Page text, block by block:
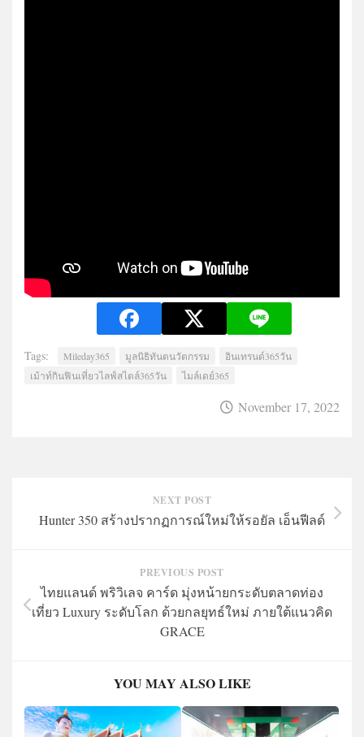
Tags: Mileday365 มูลนิธิทันตนวัตกรรม
อินเทรนด์365วัน
เม้าท์กินฟินเที่ยวไลฟ์สไตล์365วัน
ไมล์เดย์365
November 17, 2022
NEXT POST
Hunter 350 สร้างปรากฏการณ์ใหม่ให้รอยัล เอ็นฟีลด์
PREVIOUS POST
ไทยแลนด์ พริวิเลจ คาร์ด มุ่งหน้ายกระดับตลาดท่อง
เที่ยว Luxury ระดับโลก ด้วยกลยุทธ์ใหม่ ภายใต้แนวคิด
GRACE
YOU MAY ALSO LIKE